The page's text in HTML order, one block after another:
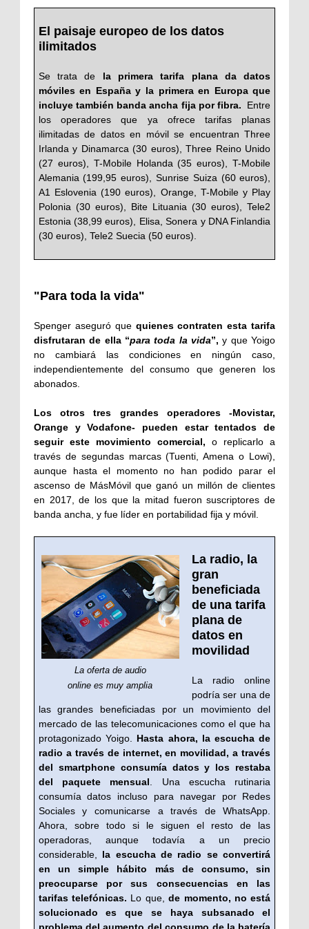
El paisaje europeo de los datos
ilimitados
Se trata de la primera tarifa plana da datos
móviles en España y la primera en Europa que
incluye también banda ancha fija por fibra. Entre
los operadores que ya ofrece tarifas planas
ilimitadas de datos en móvil se encuentran Three
Irlanda y Dinamarca (30 euros), Three Reino Unido
(27 euros), T-Mobile Holanda (35 euros), T-Mobile
Alemania (199,95 euros), Sunrise Suiza (60 euros),
A1 Eslovenia (190 euros), Orange, T-Mobile y Play
Polonia (30 euros), Bite Lituania (30 euros), Tele2
Estonia (38,99 euros), Elisa, Sonera y DNA Finlandia
(30 euros), Tele2 Suecia (50 euros).
"Para toda la vida"
Spenger aseguró que quienes contraten esta tarifa
disfrutaran de ella “para toda la vida”,y que Yoigo
no cambiará las condiciones en ningún caso,
independientemente del consumo que generen los
abonados.
Los otros tres grandes operadores -Movistar,
Orange y Vodafone- pueden estar tentados de
seguir este movimiento comercial, o replicarlo a
través de segundas marcas (Tuenti, Amena o Lowi),
aunque hasta el momento no han podido parar el
ascenso de MásMóvil que ganó un millón de clientes
en 2017, de los que la mitad fueron suscriptores de
banda ancha, y fue líder en portabilidad fija y móvil.
La oferta de audio
online es muy amplia
La radio, la
gran
beneficiada
de una tarifa
plana de
datos en
movilidad
La radio online
podría ser una de
las grandes beneficiadas por un movimiento del
mercado de las telecomunicaciones como el que ha
protagonizado Yoigo. Hasta ahora, la escucha de
radio a través de internet, en movilidad, a través
del smartphone consumía datos y los restaba
del paquete mensual. Una escucha rutinaria
consumía datos incluso para navegar por Redes
Sociales y comunicarse a través de WhatsApp.
Ahora, sobre todo si le siguen el resto de las
operadoras, aunque todavía a un precio
considerable, la escucha de radio se convertirá
en un simple hábito más de consumo, sin
preocuparse por sus consecuencias en las
tarifas telefónicas. Lo que,de momento, no está
solucionado es que se haya subsanado el